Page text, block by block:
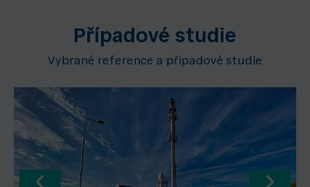
Případové studie
Vybrané reference a případové studie